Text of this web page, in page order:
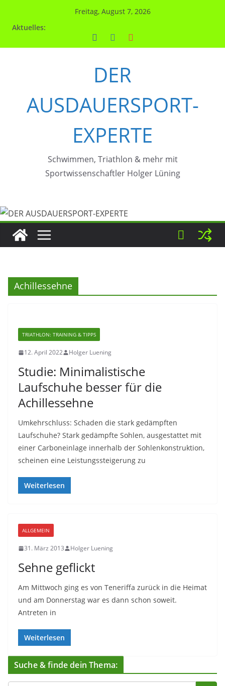
Freitag, August 7, 2026
Aktuelles:
DER
AUSDAUERSPORT-
EXPERTE
Schwimmen, Triathlon & mehr mit
Sportwissenschaftler Holger Lüning
Achillessehne
TRIATHLON: TRAINING & TIPPS
12. April 2022 Holger Luening
Studie: Minimalistische
Laufschuhe besser für die
Achillessehne
Umkehrschluss: Schaden die stark gedämpften
Laufschuhe? Stark gedämpfte Sohlen, ausgestattet mit
einer Carboneinlage innerhalb der Sohlenkonstruktion,
scheinen eine Leistungssteigerung zu
Weiterlesen
ALLGEMEIN
31. März 2013 Holger Luening
Sehne geflickt
Am Mittwoch ging es von Teneriffa zurück in die Heimat
und am Donnerstag war es dann schon soweit.
Antreten in
Weiterlesen
Suche & finde dein Thema: